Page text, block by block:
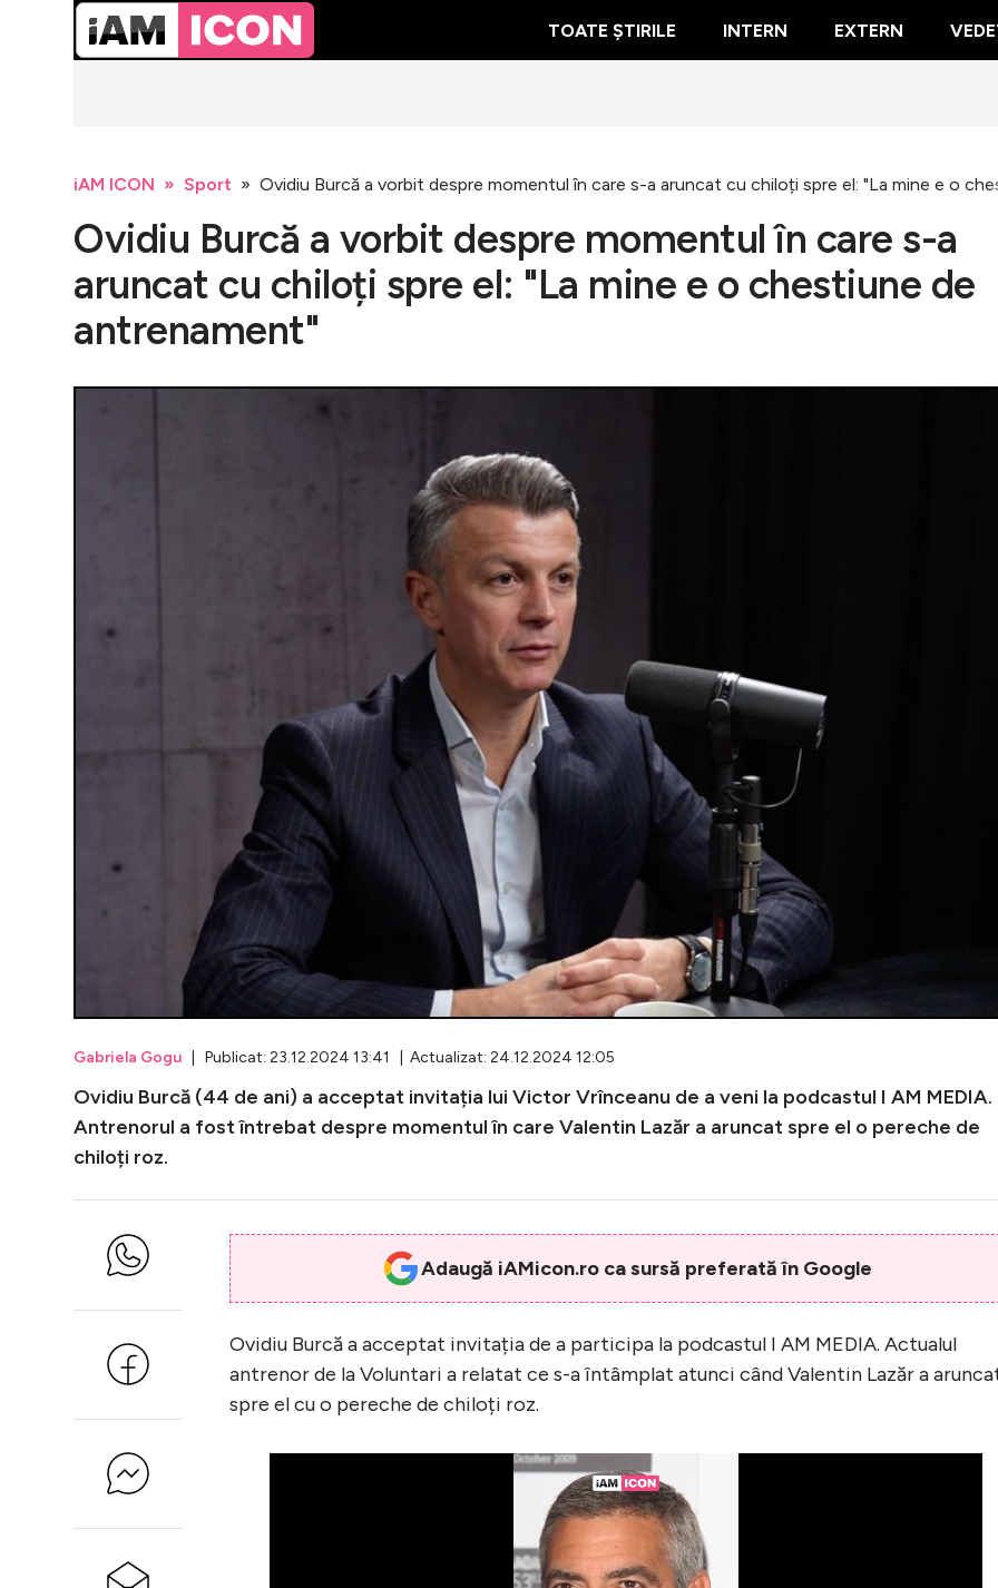
TOATE ȘTIRILE INTERN EXTERN
iAM ICON Sport Ovidiu Burcă a vorbit despre momentul în care s-a aruncat cu chiloți spre el: "La mine e o
Ovidiu Burcă a vorbit despre momentul în care s-a
aruncat cu chiloți spre el: "La mine e o chestiune de
antrenament"
Gabriela Gogu | Publicat: 23.12.2024 13:41 | Actualizat: 24.12.2024 12:05
Ovidiu Burcă (44 de ani) a acceptat invitația lui Victor Vrînceanu de a veni la podcastul I AM MEDIA.
Antrenorul a fost întrebat despre momentul în care Valentin Lazăr a aruncat spre el o pereche de
chiloți roz.
Adaugă iAMicon.ro ca sursă preferată în Google
Ovidiu Burcă a acceptat invitația de a participa la podcastul I AM MEDIA. Actualul
antrenor de la Voluntari a relatat ce s-a întâmplat atunci când Valentin Lazăr a
spre el cu o pereche de chiloți roz.